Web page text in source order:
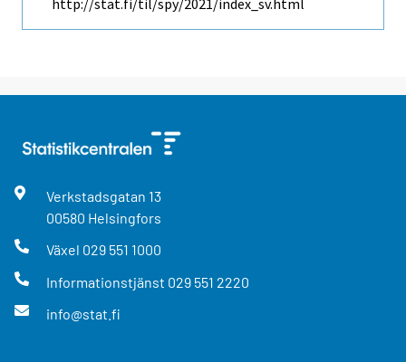
http://stat.fi/til/spy/2021/index_sv.html
Verkstadsgatan 13
00580 Helsingfors
Växel 029 551 1000
Informationstjänst 029 551 2220
info@stat.fi